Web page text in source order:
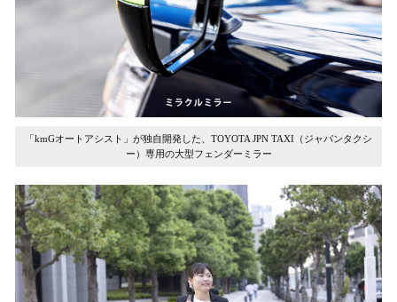
「kmGオートアシスト」が独自開発した、TOYOTA JPN TAXI（ジャパンタクシ
ー）専用の大型フェンダーミラー